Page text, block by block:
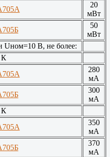
20
мВт
50
мВт
Uном=10 В, не более:
К
280
мА
300
мА
К
350
мА
370
мА